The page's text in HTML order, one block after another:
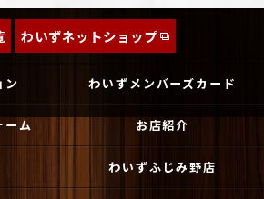
わいずネットショップ
ン わいずメンバーズカード
ーム お店紹介
わいずふじみ野店